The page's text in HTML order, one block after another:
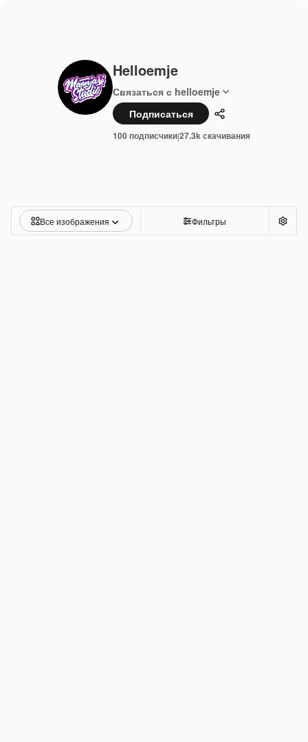
Helloemje
Связаться с helloemje
Подписаться
Поделиться
100 подписчики|27.3k скачивания
Все изображения Фильтры